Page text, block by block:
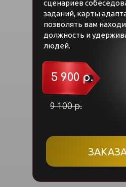
сценариев
заданий, карты
позволять вам
должность и
людей.
9 100 р.
5 900 р.
Специалист по продажам,
копирайтингу, таргетингу
Яндекс.Директу
Эксперт онлайн-школы
bestbabyclub.ru с 2011 года
Руководитель «Яркие мы» -
онлайн-школы по обучению
2019 года
Основатель
онлайн-школы русского